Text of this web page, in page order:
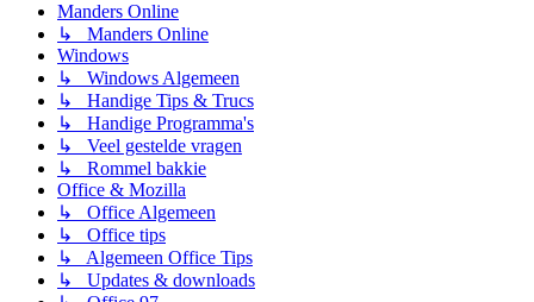
Manders Online
↳ Manders Online
Windows
↳ Windows Algemeen
↳ Handige Tips & Trucs
↳ Handige Programma's
↳ Veel gestelde vragen
↳ Rommel bakkie
Office & Mozilla
↳ Office Algemeen
↳ Office tips
↳ Algemeen Office Tips
↳ Updates & downloads